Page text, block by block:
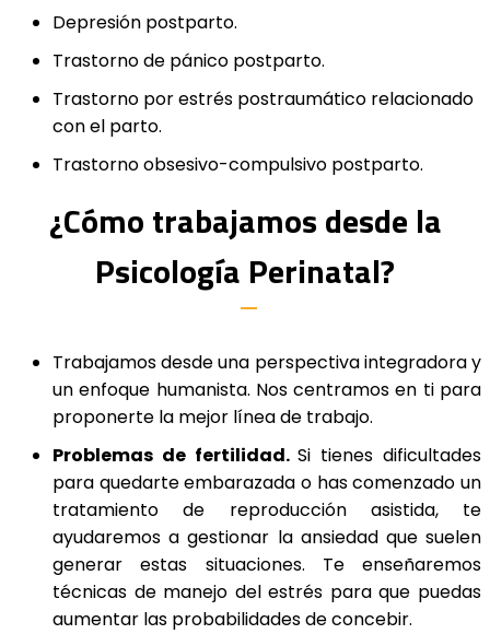
Depresión postparto.
Trastorno de pánico postparto.
Trastorno por estrés postraumático relacionado
con el parto.
Trastorno obsesivo-compulsivo postparto.
¿Cómo trabajamos desde la
Psicología Perinatal?
Trabajamos desde una perspectiva integradora y
un enfoque humanista. Nos centramos en ti para
proponerte la mejor línea de trabajo.
Problemas de fertilidad.Si tienes dificultades
para quedarte embarazada o has comenzado un
tratamiento de reproducción asistida, te
ayudaremos a gestionar la ansiedad que suelen
generar estas situaciones. Te enseñaremos
técnicas de manejo del estrés para que puedas
aumentar las probabilidades de concebir.